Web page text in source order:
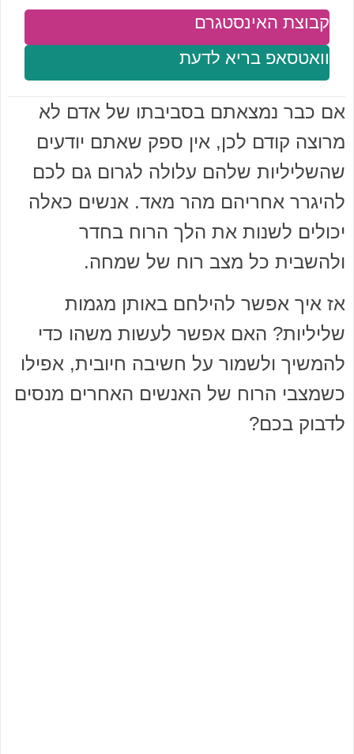
וואטסאפ בריא לדעת
קבוצת האינסטגרם
אם כבר נמצאתם בסביבתו של אדם לא
מרוצה קודם לכן, אין ספק שאתם יודעים
שהשליליות שלהם עלולה לגרום גם לכם
להיגרר אחריהם מהר מאד. אנשים כאלה
יכולים לשנות את הלך הרוח בחדר
ולהשבית כל מצב רוח של שמחה.
אז איך אפשר להילחם באותן מגמות
שליליות? האם אפשר לעשות משהו כדי
להמשיך ולשמור על חשיבה חיובית, אפילו
כשמצבי הרוח של האנשים האחרים מנסים
לדבוק בכם?